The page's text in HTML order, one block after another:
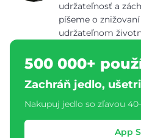
udržateľnosť a
píšeme o
udržateľnom
500 000+
Zachráň jedlo,
Nakupuj jedlo so zľavou
App